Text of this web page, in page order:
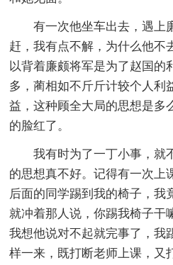
有一次他坐车出去，遇上
赶，我有点不解，为什么他不
以背着廉颇将军是为了赵国的
多，蔺相如不斤斤计较个人利
益，这种顾全大局的思想是多
的脸红了。
我有时为了一丁小事，就
的思想真不好。记得有一次上
后面的同学踢到我的椅子，我
就冲着那人说，你踢我椅子干
我想他说对不起就完事了，我
样一来，既打断老师上课，又